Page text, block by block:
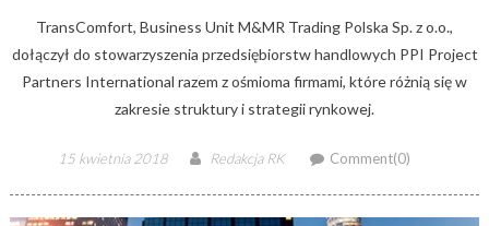
TransComfort, Business Unit M&MR Trading Polska Sp. z o.o.,
dołączył do stowarzyszenia przedsiębiorstw handlowych PPI Project
Partners International razem z ośmioma firmami, które różnią się w
zakresie struktury i strategii rynkowej.
Posted
15 kwietnia 2018 Author
Redakcja RK Comment(0)